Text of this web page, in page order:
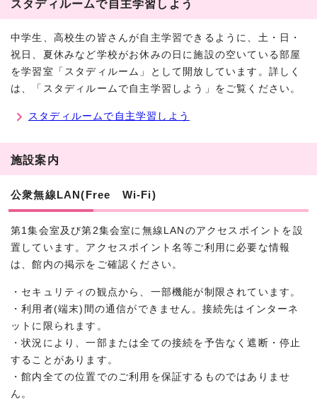
スタディルームで自主学習しよう
中学生、高校生の皆さんが自主学習できるように、土・日・
祝日、夏休みなど学校がお休みの日に施設の空いている部屋
を学習室「スタディルーム」として開放しています。詳しく
は、「スタディルームで自主学習しよう」をご覧ください。
スタディルームで自主学習しよう
施設案内
公衆無線LAN(Free Wi-Fi)
第1集会室及び第2集会室に無線LANのアクセスポイントを設
置しています。アクセスポイント名等ご利用に必要な情報
は、館内の掲示をご確認ください。
・セキュリティの観点から、一部機能が制限されています。
・利用者(端末)間の通信ができません。接続先はインターネ
ットに限られます。
・状況により、一部または全ての接続を予告なく遮断・停止
することがあります。
・館内全ての位置でのご利用を保証するものではありませ
ん。